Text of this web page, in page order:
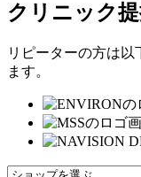
クリニック
リピーターの方は
ます。